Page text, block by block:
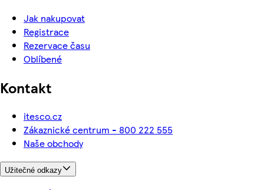
Jak nakupovat
Registrace
Rezervace času
Oblíbené
Kontakt
itesco.cz
Zákaznické centrum - 800 222 555
Naše obchody
Užitečné odkazy